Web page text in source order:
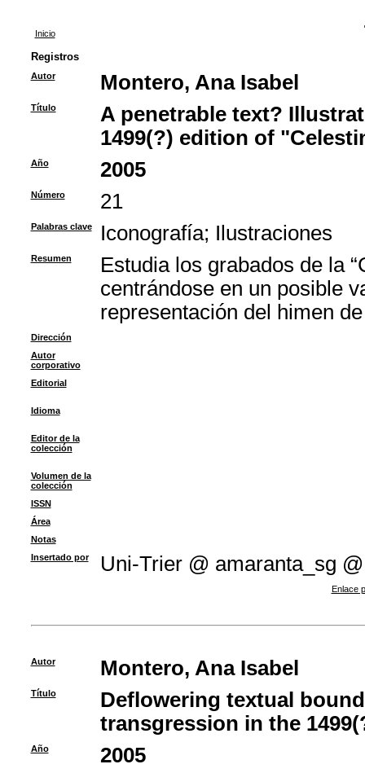
Inicio
Registros
Autor Montero, Ana Isabel
Título
A penetrable text?
1499(?) edition of
Año 2005
Número 21
Palabras clave Iconografía; Ilustraciones
Resumen
Estudia los grabados de la
centrándose en un posible
representación del himen
Dirección
Autor
corporativo
Editorial
Idioma
Editor de la
colección
Volumen de la
colección
ISSN
Área
Notas
Insertado por
Uni-Trier @ amaranta_sg @
Enlace
Autor Montero, Ana Isabel
Título
Deflowering textual
transgression in the
Año 2005